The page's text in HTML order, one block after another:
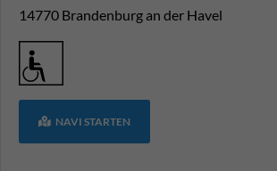
14770 Brandenburg an der Havel
NAVI STARTEN